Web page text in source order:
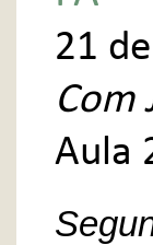
21
Com
Aula